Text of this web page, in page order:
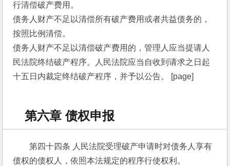
行清偿破产费用。
债务人财产不足以清偿所有破产费用或者共益债务的，
按照比例清偿。
债务人财产不足以清偿破产费用的，管理人应当提请人
民法院终结破产程序。人民法院应当自收到请求之日起
十五日内裁定终结破产程序，并予以公告。 [page]
第六章 债权申报
第四十四条 人民法院受理破产申请时对债务人享有
债权的债权人，依照本法规定的程序行使权利。